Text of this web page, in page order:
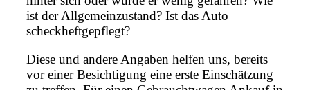
ist der Allgemeinzustand? Ist das Auto
scheckheftgepflegt?
Diese und andere Angaben helfen uns, bereits
vor einer Besichtigung eine erste Einschätzung